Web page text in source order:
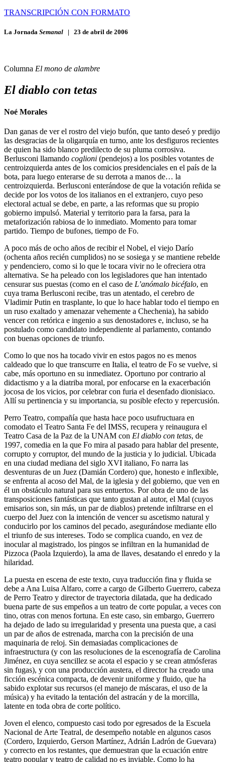
TRANSCRIPCIÓN CON FORMATO
La Jornada Semanal | 23 de abril de 2006
Columna El mono de alambre
El diablo con tetas
Noé Morales
Dan ganas de ver el rostro del viejo bufón, que tanto deseó y predijo
las desgracias de la oligarquía en turno, ante los desfiguros recientes
de quien ha sido blanco predilecto de su pluma corrosiva.
Berlusconi llamando coglioni (pendejos) a los posibles votantes de
centroizquierda antes de los comicios presidenciales en el país de la
bota, para luego enterarse de su derrota a manos de… la
centroizquierda. Berlusconi enterándose de que la votación reñida se
decide por los votos de los italianos en el extranjero, cuyo peso
electoral actual se debe, en parte, a las reformas que su propio
gobierno impulsó. Material y territorio para la farsa, para la
metaforización rabiosa de lo inmediato. Momento para tomar
partido. Tiempo de bufones, tiempo de Fo.
A poco más de ocho años de recibir el Nobel, el viejo Darío
(ochenta años recién cumplidos) no se sosiega y se mantiene rebelde
y pendenciero, como si lo que le tocara vivir no le ofreciera otra
alternativa. Se ha peleado con los legisladores que han intentado
censurar sus puestas (como en el caso de L’anómalo bicéfalo, en
cuya trama Berlusconi recibe, tras un atentado, el cerebro de
Vladimir Putin en trasplante, lo que lo hace hablar todo el tiempo en
un ruso exaltado y amenazar vehemente a Chechenia), ha sabido
vencer con retórica e ingenio a sus denostadores e, incluso, se ha
postulado como candidato independiente al parlamento, contando
con buenas opciones de triunfo.
Como lo que nos ha tocado vivir en estos pagos no es menos
caldeado que lo que transcurre en Italia, el teatro de Fo se vuelve, si
cabe, más oportuno en su inmediatez. Oportuno por contrario al
didactismo y a la diatriba moral, por enfocarse en la exacerbación
jocosa de los vicios, por celebrar con furia el desenfado dionisiaco.
Allí su pertinencia y su importancia, su posible efecto y repercusión.
Perro Teatro, compañía que hasta hace poco usufructuara en
comodato el Teatro Santa Fe del IMSS, recupera y reinaugura el
Teatro Casa de la Paz de la UNAM con El diablo con tetas, de
1997, comedia en la que Fo mira al pasado para hablar del presente,
corrupto y corruptor, del mundo de la justicia y lo judicial. Ubicada
en una ciudad mediana del siglo XVI italiano, Fo narra las
desventuras de un Juez (Damián Cordero) que, honesto e inflexible,
se enfrenta al acoso del Mal, de la iglesia y del gobierno, que ven en
él un obstáculo natural para sus entuertos. Por obra de uno de las
transposiciones fantásticas que tanto gustan al autor, el Mal (cuyos
emisarios son, sin más, un par de diablos) pretende infiltrarse en el
cuerpo del Juez con la intención de vencer su ascetismo natural y
conducirlo por los caminos del pecado, asegurándose mediante ello
el triunfo de sus intereses. Todo se complica cuando, en vez de
inocular al magistrado, los pingos se infiltran en la humanidad de
Pizzoca (Paola Izquierdo), la ama de llaves, desatando el enredo y la
hilaridad.
La puesta en escena de este texto, cuya traducción fina y fluida se
debe a Ana Luisa Alfaro, corre a cargo de Gilberto Guerrero, cabeza
de Perro Teatro y director de trayectoria dilatada, que ha dedicado
buena parte de sus empeños a un teatro de corte popular, a veces con
tino, otras con menos fortuna. En este caso, sin embargo, Guerrero
ha dejado de lado su irregularidad y presenta una puesta que, a casi
un par de años de estrenada, marcha con la precisión de una
maquinaria de reloj. Sin demasiadas complicaciones de
infraestructura (y con las resoluciones de la escenografía de Carolina
Jiménez, en cuya sencillez se acota el espacio y se crean atmósferas
sin fugas), y con una producción austera, el director ha creado una
ficción escénica compacta, de devenir uniforme y fluido, que ha
sabido explotar sus recursos (el manejo de máscaras, el uso de la
música) y ha evitado la tentación del astracán y de la morcilla,
latente en toda obra de corte político.
Joven el elenco, compuesto casi todo por egresados de la Escuela
Nacional de Arte Teatral, de desempeño notable en algunos casos
(Cordero, Izquierdo, Gerson Martínez, Adrián Ladrón de Guevara)
y correcto en los restantes, que demuestran que la ecuación entre
teatro popular y teatro de calidad no es inviable. Como lo ha